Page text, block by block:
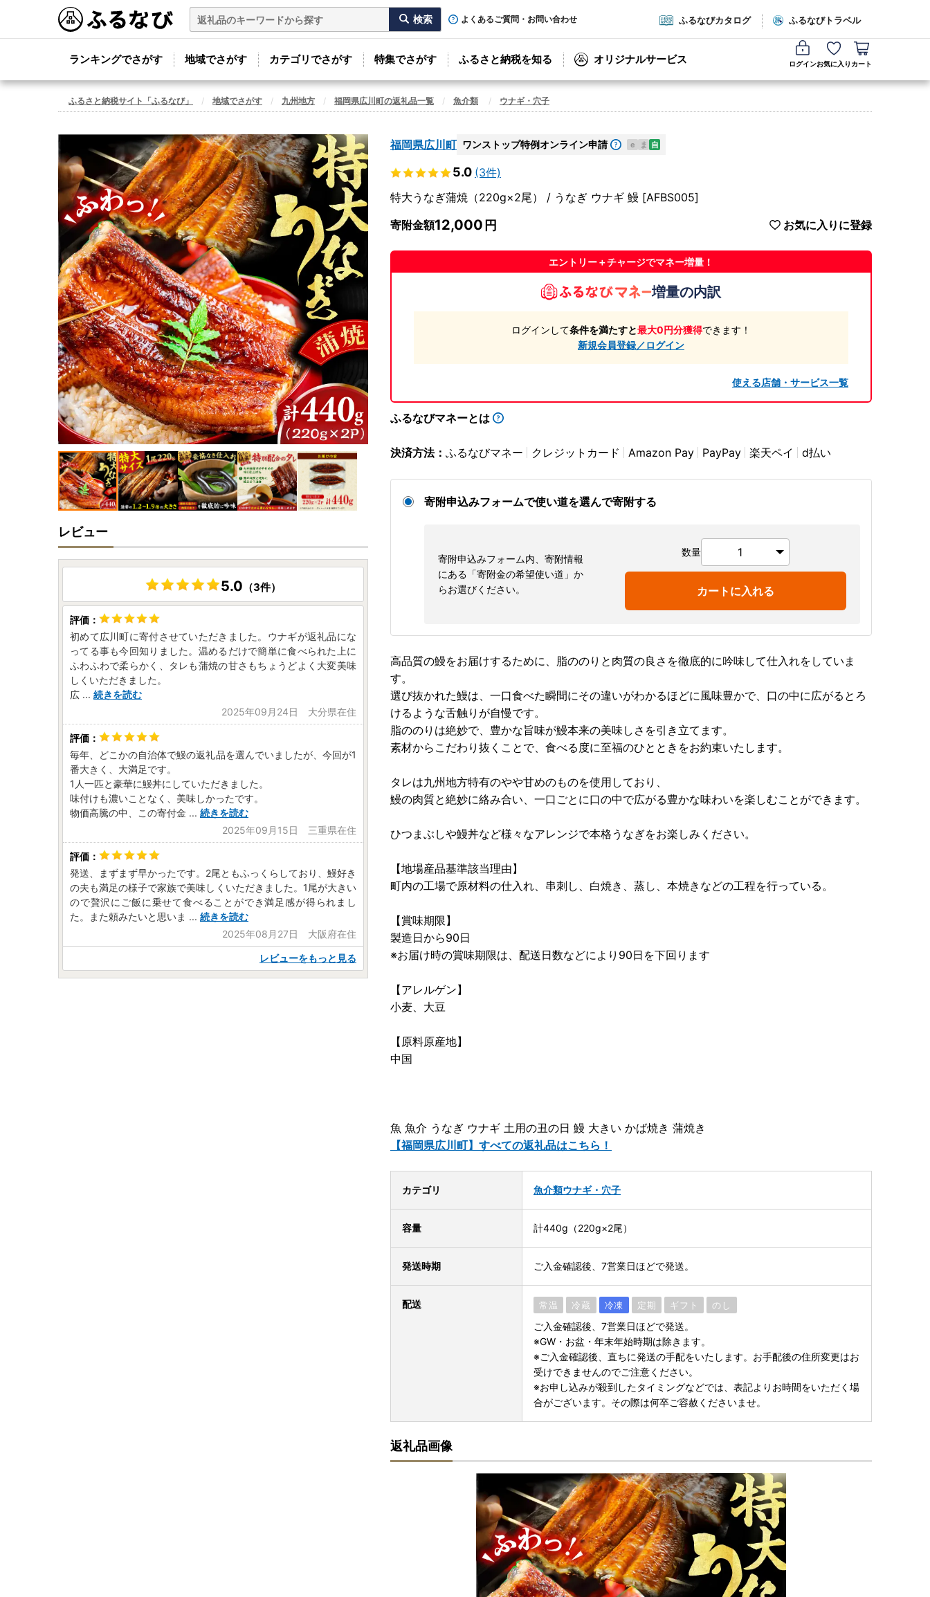
よくあるご質問・お問い合わせ ふるなびカタログ ふるなびトラベル
ランキングでさがす 地域でさがす カテゴリでさがす 特集でさがす ふるさと納税を知る オリジナルサービス ログインお気に入り カート
ふるさと納税サイト「ふるなび」 地域でさがす 九州地方 福岡県広川町の返礼品一覧 魚介類 ウナギ・穴子
福岡県広川町 ワンストップ特例オンライン申請 e ま 自
5.0 (3件)
特大うなぎ蒲焼（220g×2尾） / うなぎ ウナギ 鰻 [AFBS005]
寄附金額12,000 お気に入りに登録
エントリー＋チャージでマネー増量！
増量の内訳
ログインして条件を満たすと最大0円分獲得できます！
新規会員登録／ログイン
使える店舗・サービス一覧
ふるなびマネーとは
決済方法： ふるなびマネー クレジットカード Amazon Pay PayPay 楽天ペイ d払い
寄附申込みフォームで使い道を選んで寄附する
寄附申込みフォーム内、寄附情報
にある「寄附金の希望使い道」か
らお選びください。
数量
カートに入れる
高品質の鰻をお届けするために、脂ののりと肉質の良さを徹底的に吟味して仕入れをしていま
す。
選び抜かれた鰻は、一口食べた瞬間にその違いがわかるほどに風味豊かで、口の中に広がるとろ
けるような舌触りが自慢です。
脂ののりは絶妙で、豊かな旨味が鰻本来の美味しさを引き立てます。
素材からこだわり抜くことで、食べる度に至福のひとときをお約束いたします。
タレは九州地方特有のやや甘めのものを使用しており、
鰻の肉質と絶妙に絡み合い、一口ごとに口の中で広がる豊かな味わいを楽しむことができます。
ひつまぶしや鰻丼など様々なアレンジで本格うなぎをお楽しみください。
【地場産品基準該当理由】
町内の工場で原材料の仕入れ、串刺し、白焼き、蒸し、本焼きなどの工程を行っている。
【賞味期限】
製造日から90日
※お届け時の賞味期限は、配送日数などにより90日を下回ります
【アレルゲン】
小麦、大豆
【原料原産地】
中国
魚 魚介 うなぎ ウナギ 土用の丑の日 鰻 大きい かば焼き 蒲焼き
【福岡県広川町】すべての返礼品はこちら！
カテゴリ 魚介類ウナギ・穴子
容量 計440g（220g×2尾）
発送時期 ご入金確認後、7営業日ほどで発送。
配送 常温 冷蔵 冷凍 定期 ギフト のし
ご入金確認後、7営業日ほどで発送。
※GW・お盆・年末年始時期は除きます。
※ご入金確認後、直ちに発送の手配をいたします。お手配後の住所変更はお
受けできませんのでご注意ください。
※お申し込みが殺到したタイミングなどでは、表記よりお時間をいただく場
合がございます。その際は何卒ご容赦くださいませ。
返礼品画像
レビュー
5.0 （3件）
初めて広川町に寄付させていただきました。ウナギが返礼品にな
ってる事も今回知りました。温めるだけで簡単に食べられた上に
ふわふわで柔らかく、タレも蒲焼の甘さもちょうどよく大変美味
しくいただきました。
広 ... 続きを読む
2025年09月24日 大分県在住
毎年、どこかの自治体で鰻の返礼品を選んでいましたが、今回が1
番大きく、大満足です。
1人一匹と豪華に鰻丼にしていただきました。
味付けも濃いことなく、美味しかったです。
物価高騰の中、この寄付金 ... 続きを読む
2025年09月15日 三重県在住
発送、まずまず早かったです。2尾ともふっくらしており、鰻好き
の夫も満足の様子で家族で美味しくいただきました。1尾が大きい
ので贅沢にご飯に乗せて食べることができ満足感が得られまし
た。また頼みたいと思いま ... 続きを読む
2025年08月27日 大阪府在住
レビューをもっと見る